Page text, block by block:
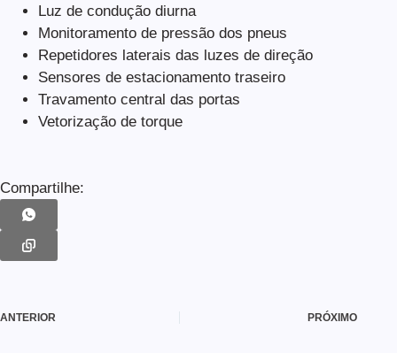
Luz de condução diurna
Monitoramento de pressão dos pneus
Repetidores laterais das luzes de direção
Sensores de estacionamento traseiro
Travamento central das portas
Vetorização de torque
Compartilhe:
ANTERIOR PRÓXIMO